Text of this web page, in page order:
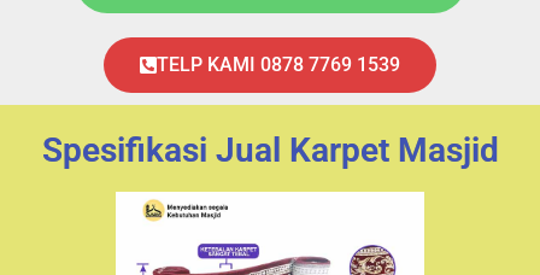
TELP KAMI 0878 7769 1539
Spesifikasi Jual Karpet Masjid